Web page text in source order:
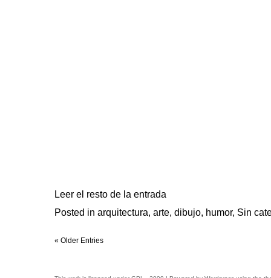
Leer el resto de la entrada
Posted in arquitectura, arte, dibujo, humor, Sin
« Older Entries